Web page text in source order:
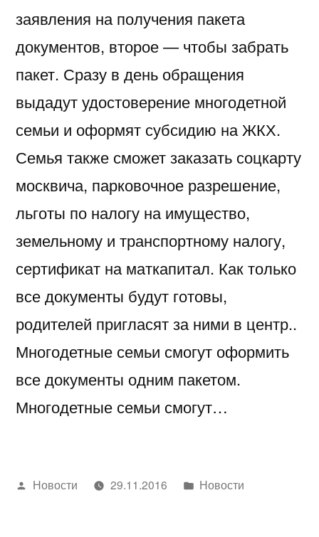
заявления на получения пакета
документов, второе — чтобы забрать
пакет. Сразу в день обращения
выдадут удостоверение многодетной
семьи и оформят субсидию на ЖКХ.
Семья также сможет заказать соцкарту
москвича, парковочное разрешение,
льготы по налогу на имущество,
земельному и транспортному налогу,
сертификат на маткапитал. Как только
все документы будут готовы,
родителей пригласят за ними в центр..
Многодетные семьи смогут оформить
все документы одним пакетом.
Многодетные семьи смогут…
Написано
Новости 29.11.2016
Написано
Новости